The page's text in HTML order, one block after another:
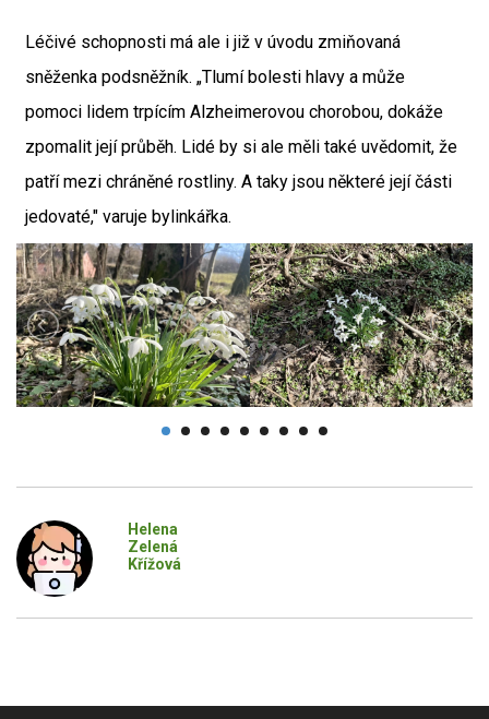
Léčivé schopnosti má ale i již v úvodu zmiňovaná
sněženka podsněžník. „Tlumí bolesti hlavy a může
pomoci lidem trpícím Alzheimerovou chorobou, dokáže
zpomalit její průběh. Lidé by si ale měli také uvědomit, že
patří mezi chráněné rostliny. A taky jsou některé její části
jedovaté," varuje bylinkářka.
Helena
Zelená
Křížová